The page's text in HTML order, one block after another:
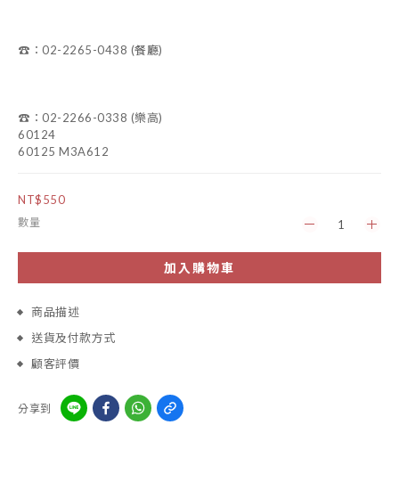
☎️：02-2265-0438 (餐廳)
☎️：02-2266-0338 (樂高)
60124
60125 M3A612
NT$550
數量
加入購物車
商品描述
送貨及付款方式
顧客評價
分享到